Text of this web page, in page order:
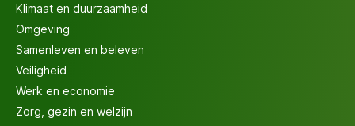
Klimaat en duurzaamheid
Omgeving
Samenleven en beleven
Veiligheid
Werk en economie
Zorg, gezin en welzijn